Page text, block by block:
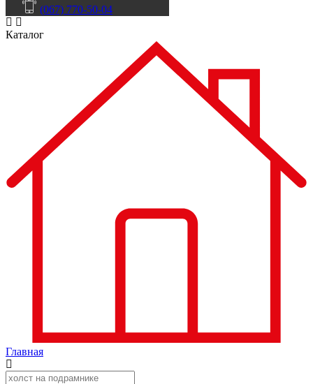
(067) 770-50-04
Каталог
Главная